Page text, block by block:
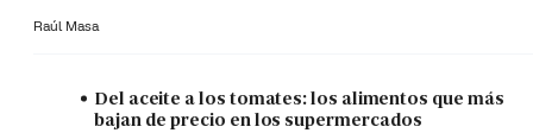
Raúl Masa
Del aceite a los tomates: los alimentos que más
bajan de precio en los supermercados